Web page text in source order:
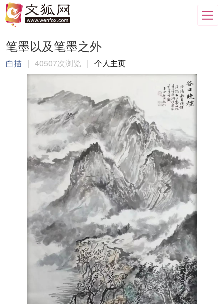
笔墨以及笔墨之外
白描 | 40507次浏览 | 个人主页